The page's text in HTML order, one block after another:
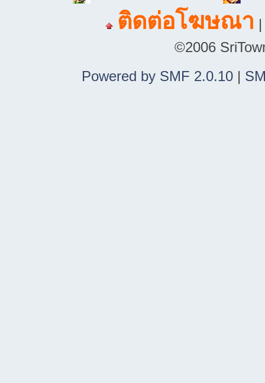
ติดต่อโฆษณา
©2006
Powered by SMF 2.0.10|